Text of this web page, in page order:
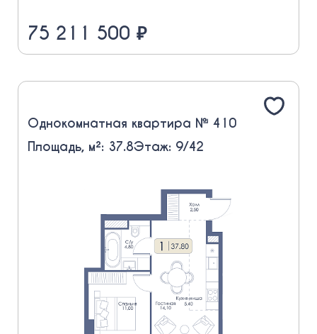
75 211 500 ₽
Однокомнатная квартира № 410
Площадь, м²: 37.8Этаж: 9/42